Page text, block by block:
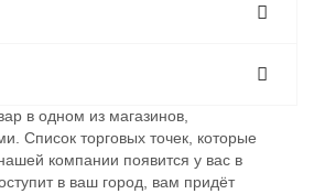
в одном из магазинов,
Список торговых точек, которые
компании появится у вас в
в ваш город, вам придёт